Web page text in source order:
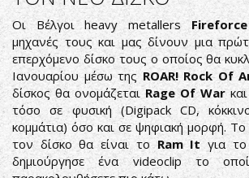
of
the
single
“Firepanzer”
by
FIREFORCE
Οι Βέλγοι heavy metallers
μηχανές τους και μας δίνουν μια
επερχόμενο δίσκο τους ο οποίος θα
Ιανουαρίου μέσω της ROAR! Rock Of
δίσκος θα ονομάζεται Rage Of War
τόσο σε φυσική (Digipack CD,
κομμάτια) όσο και σε ψηφιακή μορφή.
τον δίσκο θα είναι το Ram It για
δημιούργησε ένα videoclip το